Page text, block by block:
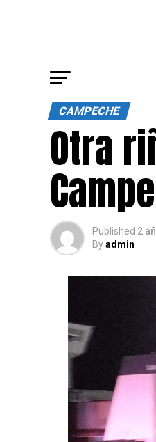
CAMPECHE
Otra
Published 2
Byadmin